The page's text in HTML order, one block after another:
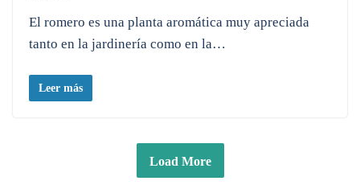
El romero es una planta aromática muy apreciada
tanto en la jardinería como en la…
Leer más
Load More